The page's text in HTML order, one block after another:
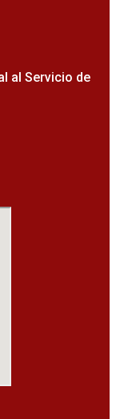
al Servicio de